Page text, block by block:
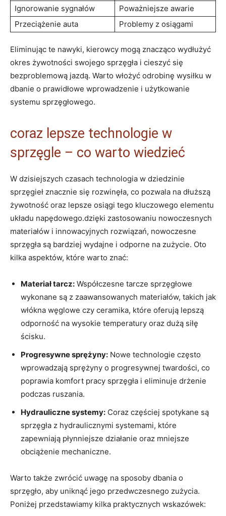
Ignorowanie sygnałów
Poważniejsze⁢ awarie
Przeciążenie auta
Problemy z osiągami
Eliminując te nawyki, kierowcy mogą znacząco ​wydłużyć
‌okres żywotności swojego sprzęgła i cieszyć ⁢się
bezproblemową jazdą. Warto⁣ włożyć odrobinę wysiłku ⁢w⁤
dbanie‍ o prawidłowe wprowadzenie i użytkowanie
systemu sprzęgłowego.
coraz lepsze‍ technologie w
⁣sprzęgle – ‌co warto ‍wiedzieć
W ​dzisiejszych ⁢czasach⁣ technologia w⁤ dziedzinie
sprzęgieł ⁣znacznie się ​rozwinęła, co pozwala ​na dłuższą
‌żywotność oraz lepsze ⁤osiągi tego ⁣kluczowego elementu
układu napędowego.dzięki zastosowaniu nowoczesnych
materiałów⁢ i innowacyjnych⁣ rozwiązań, nowoczesne
sprzęgła są bardziej wydajne i odporne na zużycie. Oto
kilka‍ aspektów, które warto znać:
Materiał tarcz: ⁢Współczesne⁢ tarcze sprzęgłowe
wykonane ⁣są z zaawansowanych materiałów, takich jak
włókna węglowe czy ceramika, które oferują ⁢lepszą
⁢odporność na‌ wysokie temperatury oraz dużą‍ siłę
ścisku.
Progresywne sprężyny: Nowe technologie często⁤
wprowadzają sprężyny o progresywnej twardości, co
poprawia komfort pracy sprzęgła i ​eliminuje drżenie
⁤podczas ruszania.
Hydrauliczne systemy: Coraz częściej spotykane ​są
sprzęgła z hydraulicznymi systemami, które
⁣zapewniają płynniejsze działanie oraz mniejsze
‌obciążenie mechaniczne.
Warto także zwrócić uwagę na sposoby dbania ​o‌
sprzęgło, aby uniknąć jego przedwczesnego⁤ zużycia.
Poniżej przedstawiamy kilka praktycznych‍ wskazówek: